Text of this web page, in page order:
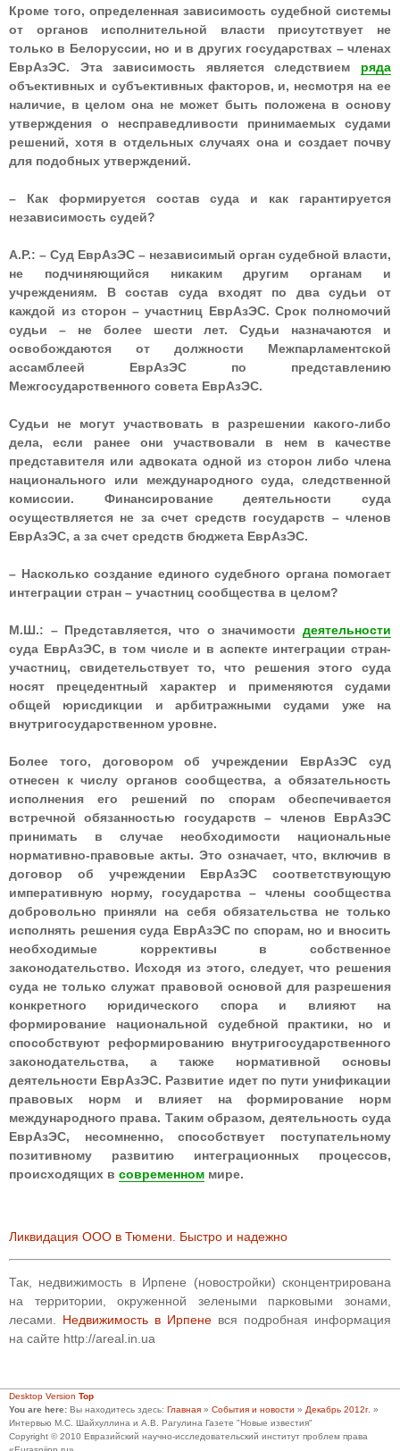
Кроме того, определенная зависимость судебной системы
от органов исполнительной власти присутствует не
только в Белоруссии, но и в других государствах – членах
ЕврАзЭС. Эта зависимость является следствием ряда
объективных и субъективных факторов, и, несмотря на ее
наличие, в целом она не может быть положена в основу
утверждения о несправедливости принимаемых судами
решений, хотя в отдельных случаях она и создает почву
для подобных утверждений.
– Как формируется состав суда и как гарантируется
независимость судей?
А.Р.: – Суд ЕврАзЭС – независимый орган судебной власти,
не подчиняющийся никаким другим органам и
учреждениям. В состав суда входят по два судьи от
каждой из сторон – участниц ЕврАзЭС. Срок полномочий
судьи – не более шести лет. Судьи назначаются и
освобождаются от должности Межпарламентской
ассамблеей ЕврАзЭС по представлению
Межгосударственного совета ЕврАзЭС.
Судьи не могут участвовать в разрешении какого-либо
дела, если ранее они участвовали в нем в качестве
представителя или адвоката одной из сторон либо члена
национального или международного суда, следственной
комиссии. Финансирование деятельности суда
осуществляется не за счет средств государств – членов
ЕврАзЭС, а за счет средств бюджета ЕврАзЭС.
– Насколько создание единого судебного органа помогает
интеграции стран – участниц сообщества в целом?
М.Ш.: – Представляется, что о значимости деятельности
суда ЕврАзЭС, в том числе и в аспекте интеграции стран-
участниц, свидетельствует то, что решения этого суда
носят прецедентный характер и применяются судами
общей юрисдикции и арбитражными судами уже на
внутригосударственном уровне.
Более того, договором об учреждении ЕврАзЭС суд
отнесен к числу органов сообщества, а обязательность
исполнения его решений по спорам обеспечивается
встречной обязанностью государств – членов ЕврАзЭС
принимать в случае необходимости национальные
нормативно-правовые акты. Это означает, что, включив в
договор об учреждении ЕврАзЭС соответствующую
императивную норму, государства – члены сообщества
добровольно приняли на себя обязательства не только
исполнять решения суда ЕврАзЭС по спорам, но и вносить
необходимые коррективы в собственное
законодательство. Исходя из этого, следует, что решения
суда не только служат правовой основой для разрешения
конкретного юридического спора и влияют на
формирование национальной судебной практики, но и
способствуют реформированию внутригосударственного
законодательства, а также нормативной основы
деятельности ЕврАзЭС. Развитие идет по пути унификации
правовых норм и влияет на формирование норм
международного права. Таким образом, деятельность суда
ЕврАзЭС, несомненно, способствует поступательному
позитивному развитию интеграционных процессов,
происходящих в современном мире.
Ликвидация ООО в Тюмени. Быстро и надежно
Так, недвижимость в Ирпене (новостройки) сконцентрирована
на территории, окруженной зелеными парковыми зонами,
лесами. Недвижимость в Ирпене вся подробная информация
на сайте http://areal.in.ua
Desktop Version Top
You are here: Вы находитесь здесь: Главная » События и новости » Декабрь 2012г. »
Интервью М.С. Шайхуллина и А.В. Рагулина Газете "Новые известия"
Copyright © 2010 Евразийский научно-исследовательский институт проблем права